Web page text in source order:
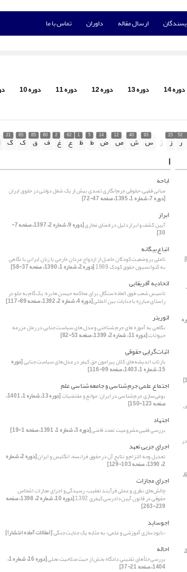
ارسال مقاله داوران تماس با ما
دوره 14 دوره 13 دوره 12 دوره 11 دوره 10
52
ر
15
ز ژ
93
س
40
ش
12
ص
14
ض
5
ط
1
ظ
62
ع
2
غ
60
ف
85
ق
65
ک
21
گ
[دوره 6،
[دوره 17،
ا
اباحه
مبانی فقهی، حقوقی جرم‌انگاری تصدی بیش از یک شغل دولتی در حقوق ایران
[دوره 7، شماره 1، 1395، صفحه 47-72]
ابراز
آیین کشف و ابراز دلیل در فضای مَجازی [دوره 9، شماره 2، 1397، صفحه 7-
30]
اتباع بیگانه
تاملی بر وضعیت کودکان حاصل از ازدواج مردان خارجی با زنان ایرانی با نگاهی
به کنوانسیون حقوق کودک 1989 [دوره 2، شماره 1، 1390، صفحه 37-58]
اتحادیه آفریقایی
تاسیس شعب فوق العاده سنگال برای محاکمه حیسن هابره: یک گام به جلو در
راستای مبارزه با جنایات بین المللی[دوره 4، شماره 2، 1392، صفحه 89-117]
اتوریتر
نگاهی به آموزه های جرم شناختی و مدل های سیاست جنایی در رمان مزرعه
حیوانات[دوره 11، شماره 2، 1399، صفحه 53-82]
اثبات‌گرایی حقوقی
بازتاب اندیشه‌های کلان پیرامون حق کیفر در مدل‌های سیاست جنایی[دوره
15، شماره 1، 1403، صفحه 99-116]
اجتماع علمی جرم‌شناسی و جامعه‌شناسی علم
بومی‌‌سازی جرم‌‌شناسی در ایران: موانع و مقتضیات [دوره 13، شماره 1، 1401،
صفحه 123-150]
اجتهاد
بررسی فقهی مشروعیت تعدد قاضی[دوره 3، شماره 1، 1391، صفحه 1-19]
اجرای جزیی تعهد
تعدیل وجه التزام و نتایج آن در حقوق فرانسه، انگلیس و ایران [دوره 2، شماره
2، 1390، صفحه 103-129]
اجرای مجازات
چالش‌های نظری و عملی فرآیند تعقیب، رسیدگی و اجرای مجازات اشخاص
حقوقی در قانون آیین دادرسی کیفری 1392 [دوره 10، شماره 2، 1398، صفحه
239-263]
اِجوساید
«نابودسازی آموزشی و علمی» به مثابه یک جنایت جنگی[(مقالات آماده انتشار)]
احاله
بررسی خلأهای تقنینی دادگاه بخش از حیث صلاحیت محلی [دوره 16، شماره 1،
1404، صفحه 21-37]